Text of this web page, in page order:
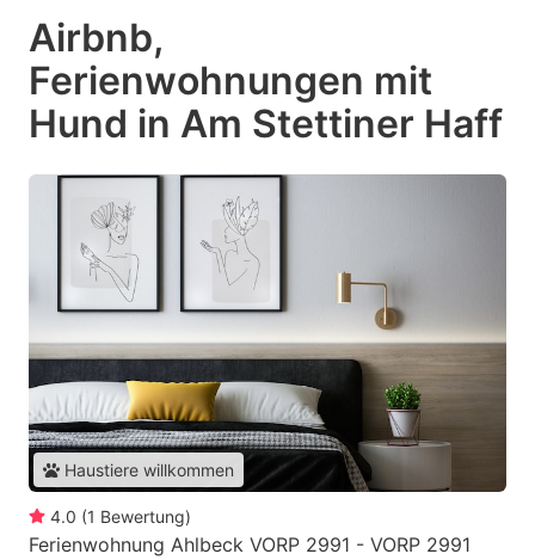
Airbnb,
Ferienwohnungen mit
Hund in Am Stettiner Haff
Haustiere willkommen
4.0 (1 Bewertung)
Ferienwohnung Ahlbeck VORP 2991 - VORP 2991